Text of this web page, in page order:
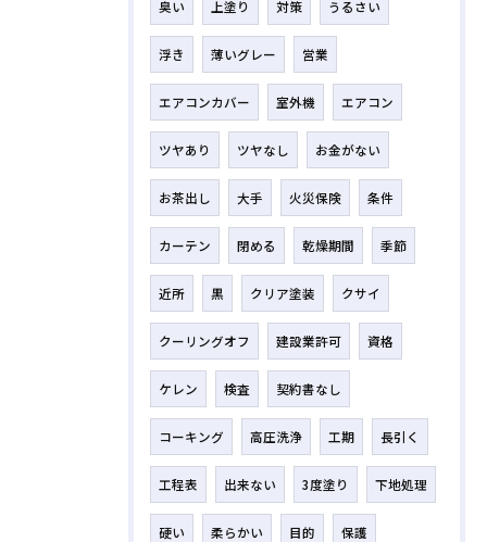
臭い 上塗り 対策 うるさい
浮き 薄いグレー 営業
エアコンカバー 室外機 エアコン
ツヤあり ツヤなし お金がない
お茶出し 大手 火災保険 条件
カーテン 閉める 乾燥期間 季節
近所 黒 クリア塗装 クサイ
クーリングオフ 建設業許可 資格
ケレン 検査 契約書なし
コーキング 高圧洗浄 工期 長引く
工程表 出来ない 3度塗り 下地処理
硬い 柔らかい 目的 保護